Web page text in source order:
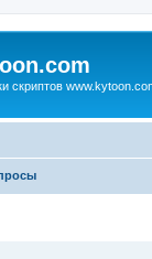
скриптов